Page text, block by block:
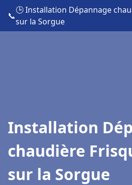
📞
🕒 Installation Dépannage
sur la Sorgue
Installation
chaudière
sur la Sorgue